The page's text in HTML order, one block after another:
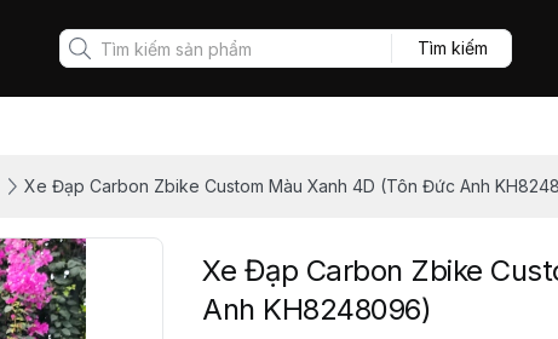
Tìm kiếm
Xe Đạp Carbon Zbike Custom Màu Xanh 4D (Tôn Đức Anh
Xe Đạp Carbon Zbike
Anh KH8248096)